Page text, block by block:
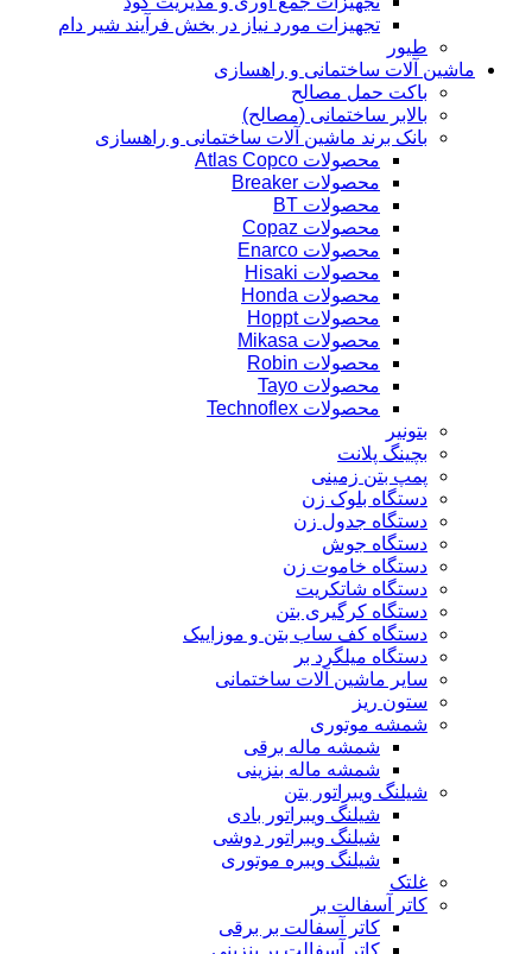
تجهیزات مورد نیاز در بخش فرآیند شیر دام
طیور
ماشین آلات ساختمانی و راهسازی
باکت حمل مصالح
بالابر ساختمانی (مصالح)
بانک برند ماشین آلات ساختمانی و راهسازی
محصولات Atlas Copco
محصولات Breaker
محصولات BT
محصولات Copaz
محصولات Enarco
محصولات Hisaki
محصولات Honda
محصولات Hoppt
محصولات Mikasa
محصولات Robin
محصولات Tayo
محصولات Technoflex
بتونیر
بچینگ پلانت
پمپ بتن زمینی
دستگاه بلوک زن
دستگاه جدول زن
دستگاه جوش
دستگاه خاموت زن
دستگاه شاتکریت
دستگاه کرگیری بتن
دستگاه کف ساب بتن و موزاییک
دستگاه میلگرد بر
سایر ماشین آلات ساختمانی
ستون ریز
شمشه موتوری
شمشه ماله برقی
شمشه ماله بنزینی
شیلنگ ویبراتور بتن
شیلنگ ویبراتور بادی
شیلنگ ویبراتور دوشی
شیلنگ ویبره موتوری
غلتک
کاتر آسفالت بر
کاتر آسفالت بر برقی